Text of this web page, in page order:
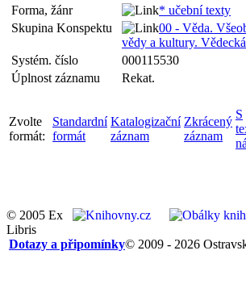
Forma, žánr
* učební texty
Skupina Konspektu
00 - Věda.
vědy a kultury.
Systém. číslo
000115530
Úplnost záznamu
Rekat.
Zvolte
formát:
Standardní
formát
Katalogizační
záznam
Zkrácený
záznam
S
© 2005 Ex
Libris
© 2009 - 2026
Dotazy a připomínky